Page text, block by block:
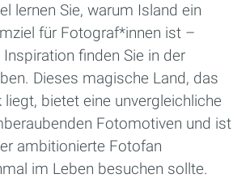
lernen Sie, warum Island ein
für Fotograf*innen ist –
finden Sie in der
Dieses magische Land, das
bietet eine unvergleichliche
Fotomotiven und ist
ambitionierte Fotofan
im Leben besuchen sollte.